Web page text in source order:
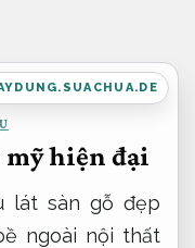
mỹ hiện đại
lát sàn gỗ đẹp
ngoài nội thất